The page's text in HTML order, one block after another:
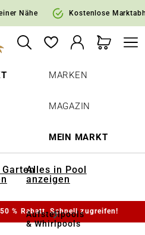
springen
Nähe Kostenlose
MARKEN
MAGAZIN
MEIN MARKT
Alles in Pool
anzeigen
Aufstellpools
& Whirlpools
% Rabatt. Schnell zugreifen!